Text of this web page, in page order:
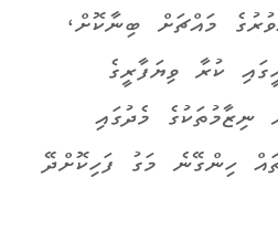
މައްޗަށް ބިނާކޮށް،
ކުރާ ވިޔަފާރީގެ
ނިޒާމުތަކުގެ މެދުގައި
ހިންގޭނެ މަގު ފަހިކޮށްދޭ